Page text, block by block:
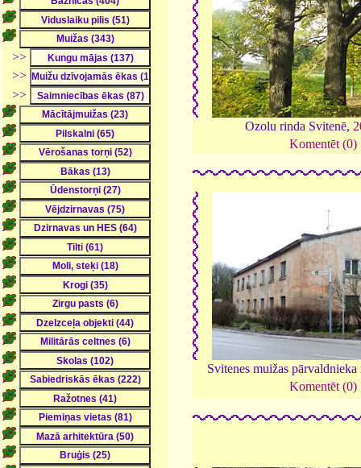
>>
>>
>>
Ozolu rinda Svitenē,
Komentēt (0)
Svitenes muižas
Komentēt (0)